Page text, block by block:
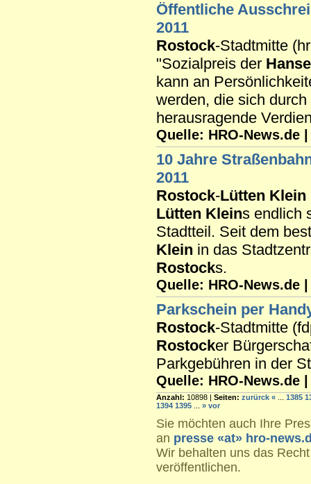
Öffentliche
2011
Rostock-Stadtmitte
"Sozialpreis der
kann an
werden, die sich
herausragende
Quelle: HRO-News.de
10 Jahre
2011
Rostock-Lütten Klein
Lütten Kleins endlich
Stadtteil. Seit dem
Klein in das
Rostocks.
Quelle: HRO-News.de
Parkschein per
Rostock-Stadtmitte
Rostocker
Parkgebühren in der
Quelle: HRO-News.de
Anzahl: 10898 | Seiten: zurürck « 1385
1394 1395 » vor
Sie möchten auch Ihre
an presse «at» hro-
Wir behalten uns das
veröffentlichen.